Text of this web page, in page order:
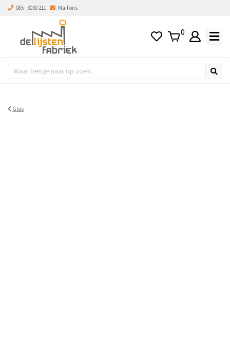
085 - 3030 211 Mail ons
0
Glas